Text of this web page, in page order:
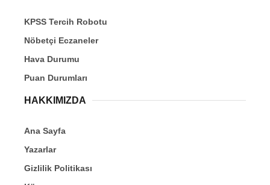
KPSS Tercih Robotu
Nöbetçi Eczaneler
Hava Durumu
Puan Durumları
HAKKIMIZDA
Ana Sayfa
Yazarlar
Gizlilik Politikası